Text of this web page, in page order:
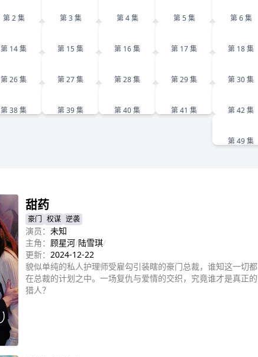
第 2 集 第 3 集 第 4 集 第 5 集 第 6 集
第 14 集 第 15 集 第 16 集 第 17 集 第 18 集
第 26 集 第 27 集 第 28 集 第 29 集 第 30 集
第 38 集 第 39 集 第 40 集 第 41 集 第 42 集
第 49 集
甜药
豪门 权谋 逆袭
演员： 未知
主角： 顾星河/陆雪琪/
更新： 2024-12-22
貌似单纯的私人护理师受雇勾引装瞎的豪门总裁，谁知这一切都
在总裁的计划之中。一场复仇与爱情的交织，究竟谁才是真正的
猎人？